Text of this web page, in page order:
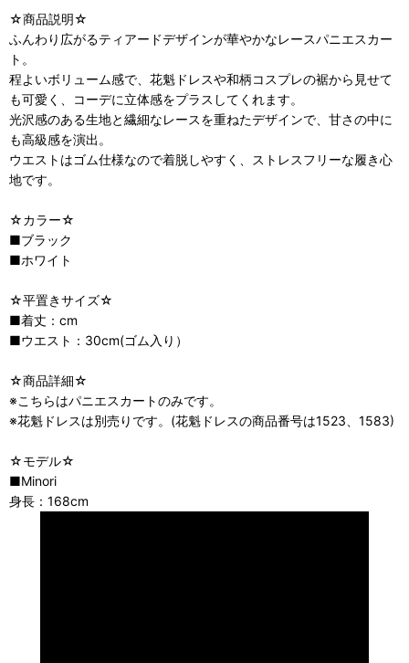
☆商品説明☆
ふんわり広がるティアードデザインが華やかなレースパニエスカー
ト。
程よいボリューム感で、花魁ドレスや和柄コスプレの裾から見せて
も可愛く、コーデに立体感をプラスしてくれます。
光沢感のある生地と繊細なレースを重ねたデザインで、甘さの中に
も高級感を演出。
ウエストはゴム仕様なので着脱しやすく、ストレスフリーな履き心
地です。
☆カラー☆
■ブラック
■ホワイト
☆平置きサイズ☆
■着丈：cm
■ウエスト：30cm(ゴム入り）
☆商品詳細☆
※こちらはパニエスカートのみです。
※花魁ドレスは別売りです。(花魁ドレスの商品番号は1523、1583)
☆モデル☆
■Minori
身長：168cm